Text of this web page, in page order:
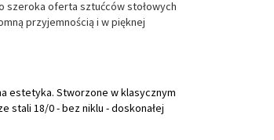
szeroka oferta sztućców stołowych
przyjemnością i w pięknej
estetyka. Stworzone w klasycznym
stali 18/0 - bez niklu - doskonałej